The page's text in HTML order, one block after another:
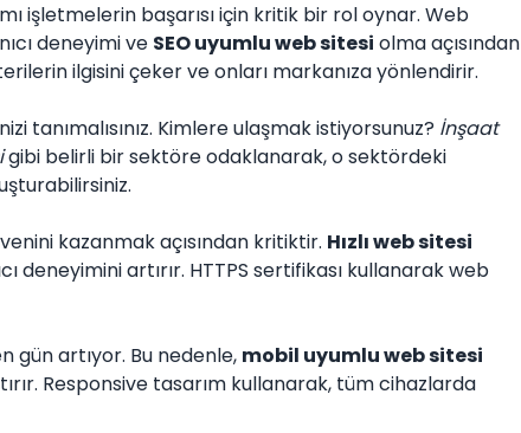
işletmelerin başarısı için kritik bir rol oynar. Web
deneyimi ve SEO uyumlu web sitesi olma açısından
ilgisini çeker ve onları markanıza yönlendirir.
tanımalısınız. Kimlere ulaşmak istiyorsunuz? İnşaat
gibi belirli bir sektöre odaklanarak, o sektördeki
kazanmak açısından kritiktir. Hızlı web sitesi
deneyimini artırır. HTTPS sertifikası kullanarak web
gün artıyor. Bu nedenle, mobil uyumlu web sitesi
Responsive tasarım kullanarak, tüm cihazlarda